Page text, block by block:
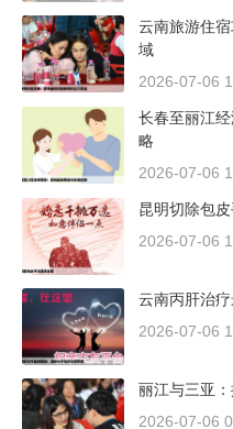
云南旅游住
域
2026-07-06
长春至丽江
略
2026-07-06
昆明切除包
2026-07-06
云南丙肝治
2026-07-06
丽江与三亚
2026-07-06